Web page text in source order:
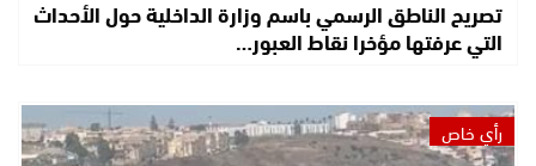
تصريح الناطق الرسمي باسم وزارة الداخلية حول الأحداث
التي عرفتها مؤخرا نقاط العبور…
رأي خاص